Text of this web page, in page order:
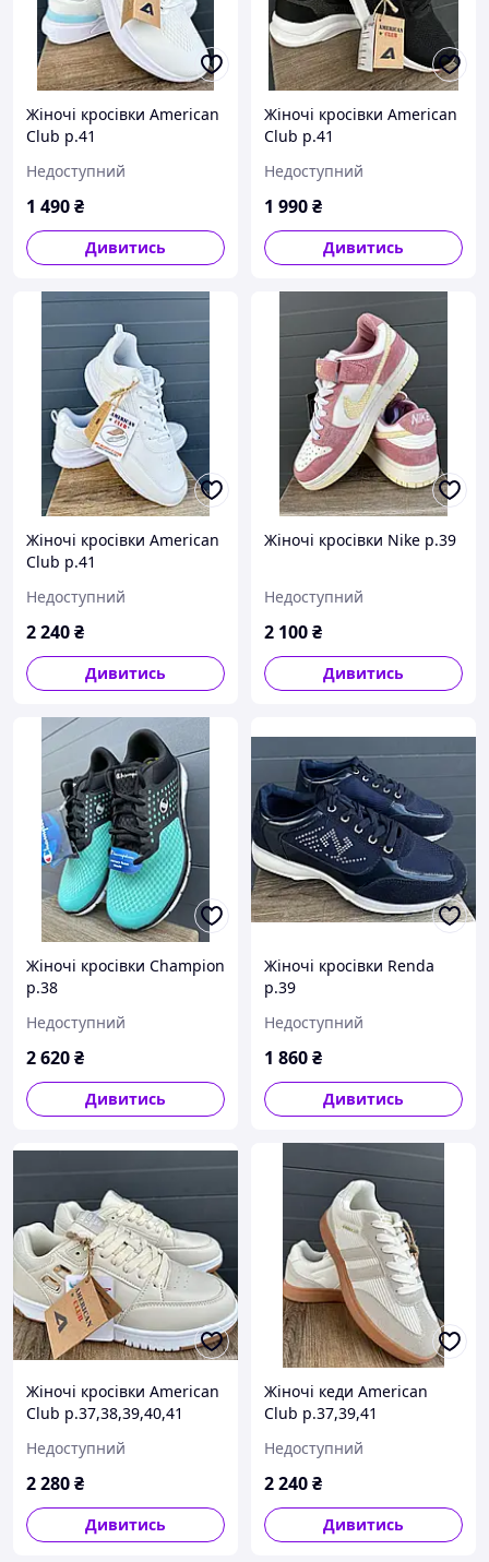
Жіночі кросівки American
Club р.41
Недоступний
1 490₴
Дивитись
Жіночі кросівки American
Club р.41
Недоступний
1 990₴
Дивитись
Жіночі кросівки American
Club р.41
Недоступний
2 240₴
Дивитись
Жіночі кросівки Nike р.39
Недоступний
2 100₴
Дивитись
Жіночі кросівки Champion
р.38
Недоступний
2 620₴
Дивитись
Жіночі кросівки Renda
р.39
Недоступний
1 860₴
Дивитись
Жіночі кросівки American
Club р.37,38,39,40,41
Недоступний
2 280₴
Дивитись
Жіночі кеди American
Club р.37,39,41
Недоступний
2 240₴
Дивитись